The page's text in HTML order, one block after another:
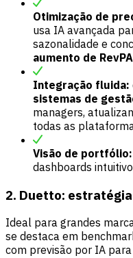
Otimização de
usa IA avançada
sazonalidade e
aumento de
Integração fluida:
sistemas de
managers,
todas as
Visão de portfólio:
dashboards
2. Duetto:
Ideal para grandes
se destaca em
com previsão por IA